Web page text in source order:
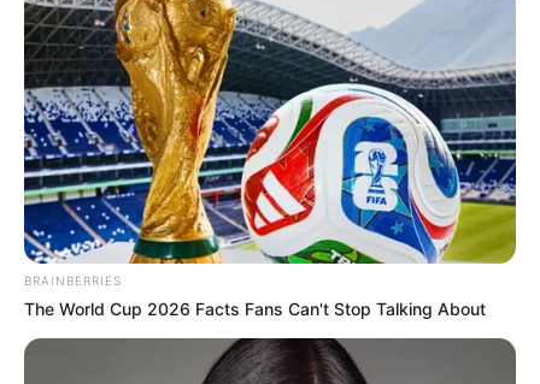
Durante el procedimiento,las autoridades incautaron
cuatro armas cortas, dos armas largas, munición de
diferente calibre, varios equipos de comunicación y
lentes binoculares.
COMPARTIR
ALERTA BOGOTÁ EN GOOGLE NEWS
TEMAS RELACIONADOS
CAPTURAS
BRAINBERRIES
The World Cup 2026 Facts Fans Can't Stop Talking About